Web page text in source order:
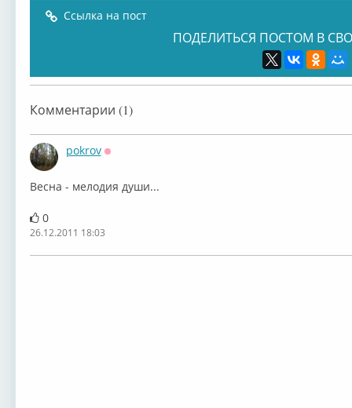
Ссылка на пост
ПОДЕЛИТЬСЯ ПОСТОМ В
Комментарии (1)
pokrov
Весна - мелодия души...
0
26.12.2011 18:03